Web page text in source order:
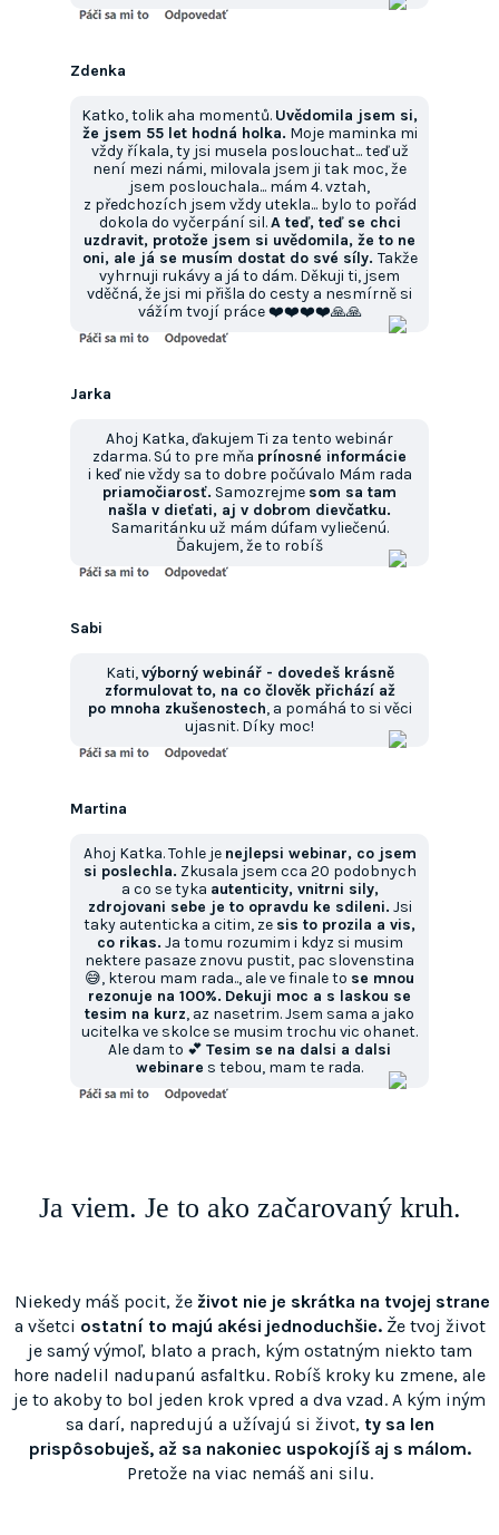
Zdenka
Katko, tolik aha momentů. Uvědomila jsem si,
že jsem 55 let hodná holka. Moje maminka mi
vždy říkala, ty jsi musela poslouchat... teď už
není mezi námi, milovala jsem ji tak moc, že
jsem poslouchala... mám 4. vztah,
z předchozích jsem vždy utekla... bylo to pořád
dokola do vyčerpání sil.A teď, teď se chci
uzdravit, protože jsem si uvědomila, že to ne
oni, ale já se musím dostat do své síly. Takže
vyhrnuji rukávy a já to dám. Děkuji ti, jsem
vděčná, že jsi mi přišla do cesty a nesmírně si
vážím tvojí práce ❤️❤️❤️❤️🙏🙏
Jarka
Ahoj Katka, ďakujem Ti za tento webinár
zdarma. Sú to pre mňa prínosné informácie
i keď nie vždy sa to dobre počúvalo Mám rada
priamočiarosť. Samozrejme som sa tam
našla v dieťati, aj v dobrom dievčatku.
Samaritánku už mám dúfam vyliečenú.
Ďakujem, že to robíš
Sabi
Kati,výborný webinář - dovedeš krásně
zformulovat to, na co člověk přichází až
po mnoha zkušenostech, a pomáhá to si věci
ujasnit. Díky moc!
Martina
Ahoj Katka. Tohle je nejlepsi webinar, co jsem
si poslechla. Zkusala jsem cca 20 podobnych
a co se tyka autenticity, vnitrni sily,
zdrojovani sebe je to opravdu ke sdileni. Jsi
taky autenticka a citim, ze sis to prozila a vis,
co rikas. Ja tomu rozumim i kdyz si musim
nektere pasaze znovu pustit, pac slovenstina
😅, kterou mam rada.., ale ve finale to se mnou
rezonuje na 100%. Dekuji moc a s laskou se
tesim na kurz, az nasetrim. Jsem sama a jako
ucitelka ve skolce se musim trochu vic ohanet.
Ale dam to 💕 Tesim se na dalsi a dalsi
webinare s tebou, mam te rada.
Ja viem. Je to ako začarovaný kruh.
Niekedy máš pocit, že život nie je skrátka na tvojej strane
a všetci ostatní to majú akési jednoduchšie.Že tvoj život
je samý výmoľ, blato a prach, kým ostatným niekto tam
hore nadelil nadupanú asfaltku. Robíš kroky ku zmene, ale
je to akoby to bol jeden krok vpred a dva vzad. A kým iným
sa darí, napredujú a užívajú si život, ty sa len
prispôsobuješ, až sa nakoniec uspokojíš aj s málom.
Pretože na viac nemáš ani silu.